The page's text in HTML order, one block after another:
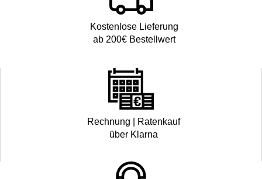
Kostenlose Lieferung
ab 200€ Bestellwert
Rechnung | Ratenkauf
über Klarna